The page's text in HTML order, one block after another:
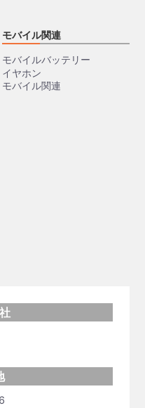
モバイル関連
モバイルバッテリー
イヤホン
モバイル関連